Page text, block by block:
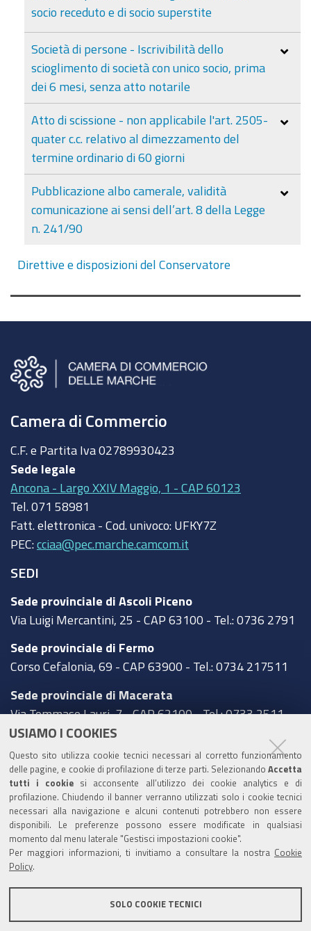
USIAMO I COOKIES
Questo sito utilizza cookie tecnici necessari al corretto funzionamento
delle pagine, e cookie di profilazione di terze parti. Selezionando Accetta
tutti i cookie si acconsente all’utilizzo dei cookie analytics e di
profilazione. Chiudendo il banner verranno utilizzati solo i cookie tecnici
necessari alla navigazione e alcuni contenuti potrebbero non essere
disponibili. Le preferenze possono essere modificate in qualsiasi
momento dal menu laterale "Gestisci impostazioni cookie".
Per maggiori informazioni, ti invitiamo a consultare la nostra Cookie
Policy
SOLO COOKIE TECNICI
socio receduto e di socio superstite
Società di persone - Iscrivibilità dello
scioglimento di società con unico socio, prima
dei 6 mesi, senza atto notarile
Atto di scissione - non applicabile l'art. 2505-
quater c.c. relativo al dimezzamento del
termine ordinario di 60 giorni
Pubblicazione albo camerale, validità
comunicazione ai sensi dell’art. 8 della Legge
n. 241/90
Direttive e disposizioni del Conservatore
Camera di Commercio
C.F. e Partita Iva 02789930423
Sede legale
Ancona - Largo XXIV Maggio, 1 - CAP 60123
Tel. 071 58981
Fatt. elettronica - Cod. univoco: UFKY7Z
PEC: cciaa@pec.marche.camcom.it
SEDI
Sede provinciale di Ascoli Piceno
Via Luigi Mercantini, 25 - CAP 63100 - Tel.: 0736 2791
Sede provinciale di Fermo
Corso Cefalonia, 69 - CAP 63900 - Tel.: 0734 217511
Sede provinciale di Macerata
Via Tommaso Lauri, 7 - CAP 62100 - Tel.: 0733 2511
Sede provinciale di Pesaro Urbino
Corso XI Settembre, 116 - CAP 61121 - Tel.: 0721
3571
TRASPARENZA
Amministrazione trasparente
Statistiche Web del sito (fonte Web Analytics Italia)
Contatti